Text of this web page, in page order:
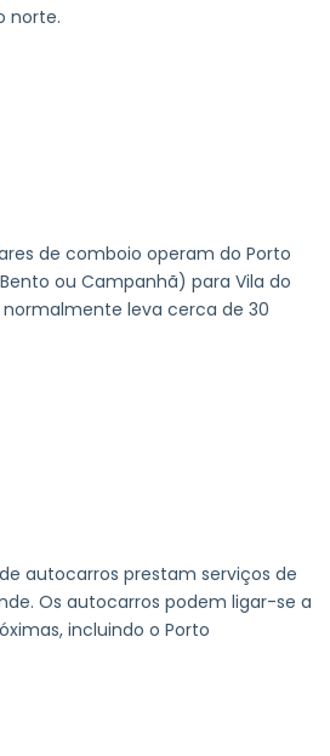
norte.
de comboio operam do Porto
ou Campanhã) para Vila do
leva cerca de 30
autocarros prestam serviços de
Os autocarros podem ligar-se a
incluindo o Porto